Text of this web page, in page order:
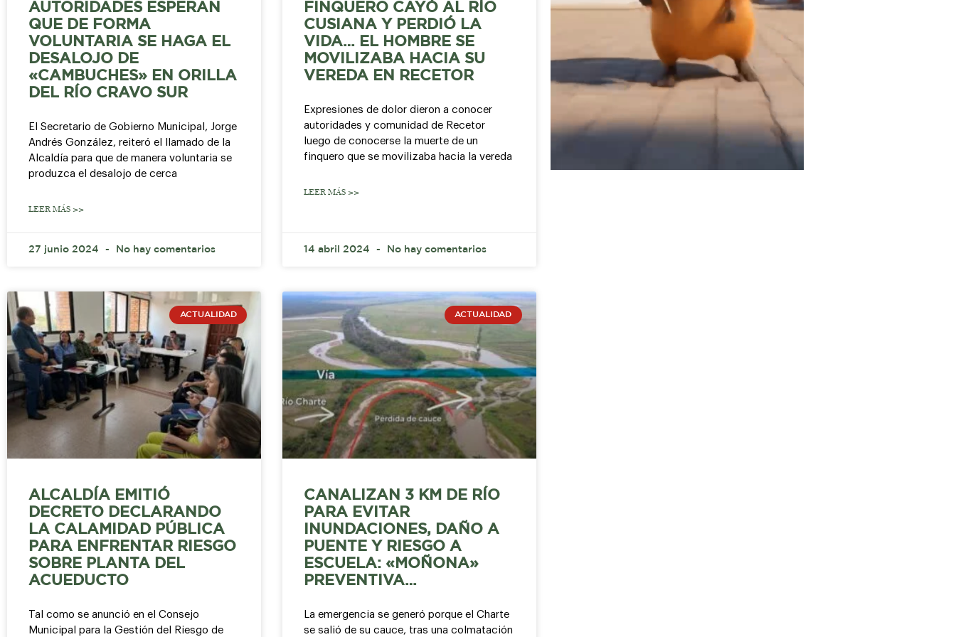
AUTORIDADES ESPERAN
QUE DE FORMA
VOLUNTARIA SE HAGA EL
DESALOJO DE
«CAMBUCHES» EN ORILLA
DEL RÍO CRAVO SUR
El Secretario de Gobierno Municipal, Jorge
Andrés González, reiteró el llamado de la
Alcaldía para que de manera voluntaria se
produzca el desalojo de cerca
LEER MÁS >>
27 junio 2024 No hay comentarios
FINQUERO CAYÓ AL RÍO
CUSIANA Y PERDIÓ LA
VIDA… EL HOMBRE SE
MOVILIZABA HACIA SU
VEREDA EN RECETOR
Expresiones de dolor dieron a conocer
autoridades y comunidad de Recetor
luego de conocerse la muerte de un
finquero que se movilizaba hacia la vereda
LEER MÁS >>
14 abril 2024 No hay comentarios
ACTUALIDAD
ALCALDÍA EMITIÓ
DECRETO DECLARANDO
LA CALAMIDAD PÚBLICA
PARA ENFRENTAR RIESGO
SOBRE PLANTA DEL
ACUEDUCTO
Tal como se anunció en el Consejo
Municipal para la Gestión del Riesgo de
ACTUALIDAD
CANALIZAN 3 KM DE RÍO
PARA EVITAR
INUNDACIONES, DAÑO A
PUENTE Y RIESGO A
ESCUELA: «MOÑONA»
PREVENTIVA…
La emergencia se generó porque el Charte
se salió de su cauce, tras una colmatación